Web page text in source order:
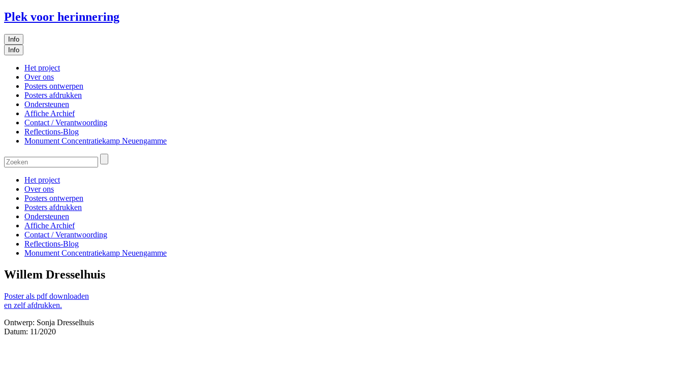
Plek voor herinnering
Info
Info
Het project
Over ons
Posters ontwerpen
Posters afdrukken
Ondersteunen
Affiche Archief
Contact / Verantwoording
Reflections-Blog
Monument Concentratiekamp Neuengamme
Het project
Over ons
Posters ontwerpen
Posters afdrukken
Ondersteunen
Affiche Archief
Contact / Verantwoording
Reflections-Blog
Monument Concentratiekamp Neuengamme
Willem Dresselhuis
Poster als pdf downloaden
en zelf afdrukken.
Ontwerp: Sonja Dresselhuis
Datum: 11/2020